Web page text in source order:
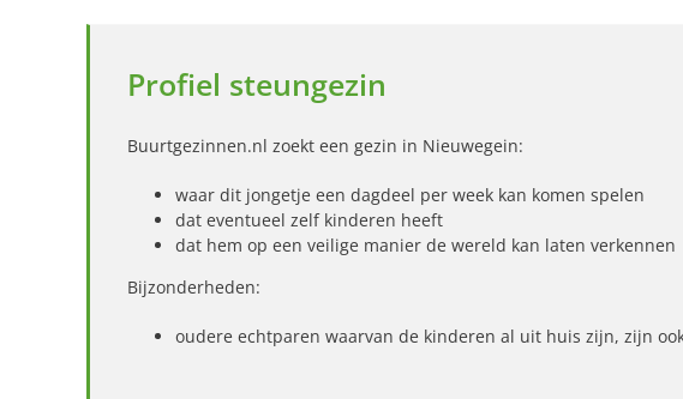
Profiel steungezin
Buurtgezinnen.nl zoekt een gezin in Nieuwegein:
waar dit jongetje een dagdeel per week kan komen spelen
dat eventueel zelf kinderen heeft
dat hem op een veilige manier de wereld kan laten verkennen
Bijzonderheden:
oudere echtparen waarvan de kinderen al uit huis zijn, zijn